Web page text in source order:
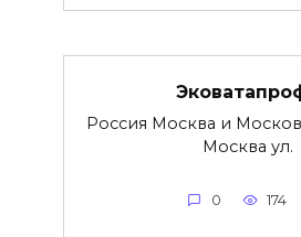
Россия Москва и
Москва ул.
0 174